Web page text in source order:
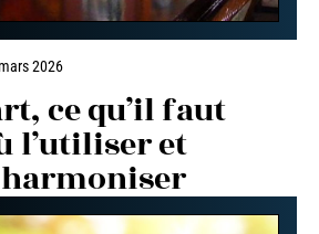
2026
ce qu’il faut
l’utiliser et